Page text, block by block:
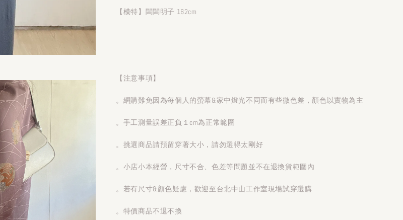
【模特】闆闆明子 162cm
【注意事項】
。網購難免因為每個人的螢幕&家中燈光不同而有些微色差，顏色以實物為主
。手工測量誤差正負１cm為正常範圍
。挑選商品請預留穿著大小，請勿選得太剛好
。小店小本經營，尺寸不合、色差等問題並不在退換貨範圍內
。若有尺寸&顏色疑慮，歡迎至台北中山工作室現場試穿選購
。特價商品不退不換